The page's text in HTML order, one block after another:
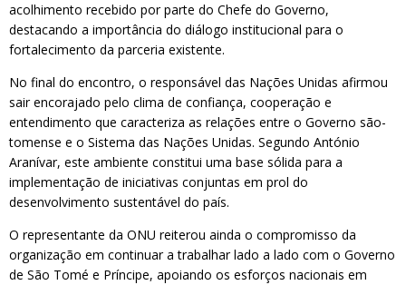
acolhimento recebido por parte do Chefe do Governo,
destacando a importância do diálogo institucional para o
fortalecimento da parceria existente.
No final do encontro, o responsável das Nações Unidas afirmou
sair encorajado pelo clima de confiança, cooperação e
entendimento que caracteriza as relações entre o Governo são-
tomense e o Sistema das Nações Unidas. Segundo António
Aranívar, este ambiente constitui uma base sólida para a
implementação de iniciativas conjuntas em prol do
desenvolvimento sustentável do país.
O representante da ONU reiterou ainda o compromisso da
organização em continuar a trabalhar lado a lado com o Governo
de São Tomé e Príncipe, apoiando os esforços nacionais em